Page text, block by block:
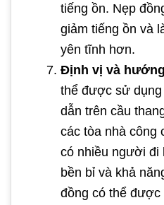
tiếng ồn. Nẹp
giảm tiếng ồn và
yên tĩnh hơn.
Định vị và
thể được sử
dẫn trên cầu
các tòa nhà công
có nhiều người đi
bền bỉ và khả
đồng có thể được